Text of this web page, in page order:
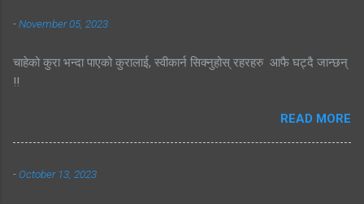
-November 05, 2023
चाहेको कुरा भन्दा पाएको कुरालाई, स्वीकार्न सिक्नुहोस् रहरहरु आफै घट्दै जान्छन्
!!
READ MORE
-October 13, 2023